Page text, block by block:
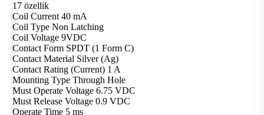
17 özellik
Coil Current 40 mA
Coil Type Non Latching
Coil Voltage 9VDC
Contact Form SPDT (1 Form C)
Contact Material Silver (Ag)
Contact Rating (Current) 1 A
Mounting Type Through Hole
Must Operate Voltage 6.75 VDC
Must Release Voltage 0.9 VDC
Operate Time 5 ms